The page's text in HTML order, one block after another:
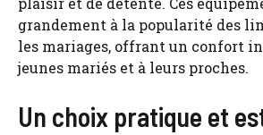
grandement à la popularité des
les mariages, offrant un confort
jeunes mariés et à leurs proches.
Un choix pratique et